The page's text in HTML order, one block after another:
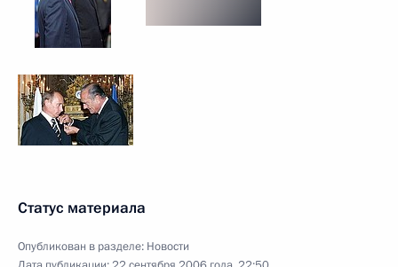
Статус материала
Опубликован в разделе: Новости